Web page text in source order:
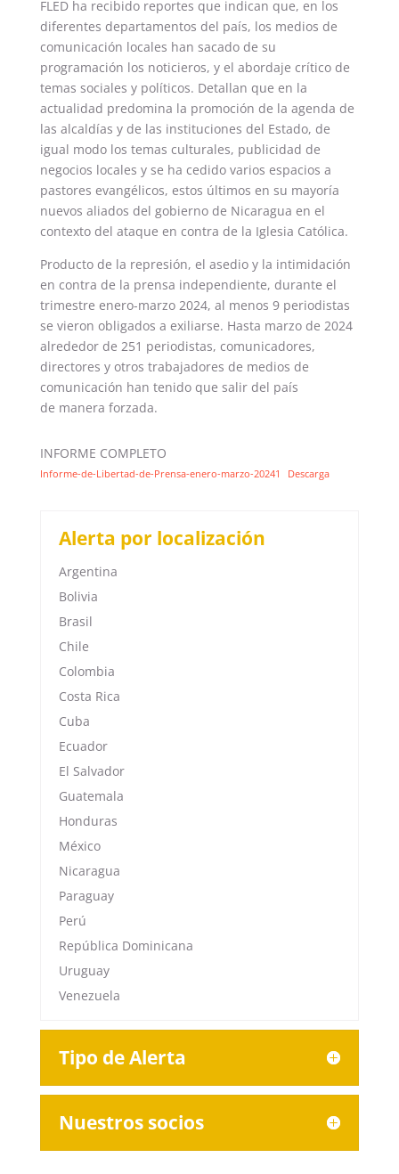
FLED ha recibido reportes que indican que, en los
diferentes departamentos del país, los medios de
comunicación locales han sacado de su
programación los noticieros, y el abordaje crítico de
temas sociales y políticos. Detallan que en la
actualidad predomina la promoción de la agenda de
las alcaldías y de las instituciones del Estado, de
igual modo los temas culturales, publicidad de
negocios locales y se ha cedido varios espacios a
pastores evangélicos, estos últimos en su mayoría
nuevos aliados del gobierno de Nicaragua en el
contexto del ataque en contra de la Iglesia Católica.
Producto de la represión, el asedio y la intimidación
en contra de la prensa independiente, durante el
trimestre enero-marzo 2024, al menos 9 periodistas
se vieron obligados a exiliarse. Hasta marzo de 2024
alrededor de 251 periodistas, comunicadores,
directores y otros trabajadores de medios de
comunicación han tenido que salir del país
de manera forzada.
INFORME COMPLETO
Informe-de-Libertad-de-Prensa-enero-marzo-20241 Descarga
Alerta por localización
Argentina
Bolivia
Brasil
Chile
Colombia
Costa Rica
Cuba
Ecuador
El Salvador
Guatemala
Honduras
México
Nicaragua
Paraguay
Perú
República Dominicana
Uruguay
Venezuela
Tipo de Alerta
Nuestros socios